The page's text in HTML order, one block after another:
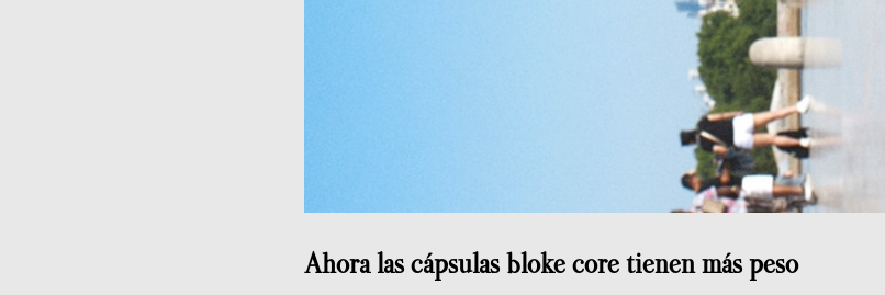
Ahora las cápsulas bloke core tienen más peso